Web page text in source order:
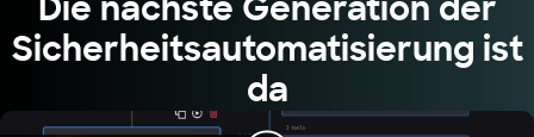
Die nächste Generation der
Sicherheitsautomatisierung ist
da